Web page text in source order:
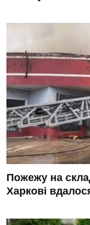
Пожежу на
Харкові